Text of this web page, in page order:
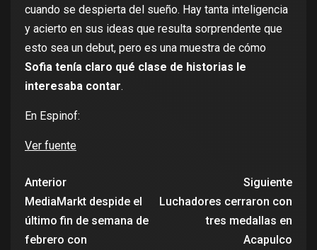
cuando se despierta del sueño. Hay tanta inteligencia
y acierto en sus ideas que resulta sorprendente que
esto sea un debut, pero es una muestra de cómo
Sofia tenía claro qué clase de historias le
interesaba contar.
En Espinof:
Ver fuente
Anterior
MediaMarkt despide el
último fin de semana de
febrero con
Siguiente
Luchadores cerraron con
tres medallas en
Acapulco